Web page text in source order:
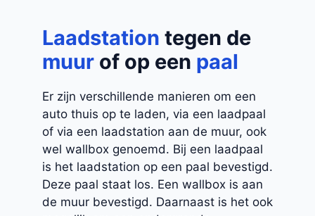
Laadstation tegen de
muur of op een paal
Er zijn verschillende manieren om een
auto thuis op te laden, via een laadpaal
of via een laadstation aan de muur, ook
wel wallbox genoemd. Bij een laadpaal
is het laadstation op een paal bevestigd.
Deze paal staat los. Een wallbox is aan
de muur bevestigd. Daarnaast is het ook